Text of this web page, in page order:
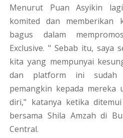
Menurut Puan Asyikin
komited dan memberikan
bagus dalam
Exclusive. " Sebab itu, saya
kita yang mempunyai
dan platform ini sudah
pemangkin kepada mereka
diri," katanya ketika
bersama Shila Amzah di
Central.